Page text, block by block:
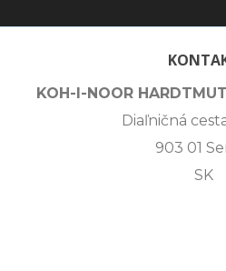
KOH-I-NOOR
Diaľničná
903 01
SK